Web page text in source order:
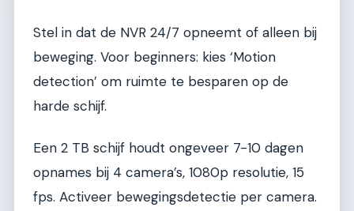
Stel in dat de NVR 24/7 opneemt of alleen bij
beweging. Voor beginners: kies ‘Motion
detection’ om ruimte te besparen op de
harde schijf.
Een 2 TB schijf houdt ongeveer 7-10 dagen
opnames bij 4 camera’s, 1080p resolutie, 15
fps. Activeer bewegingsdetectie per camera.